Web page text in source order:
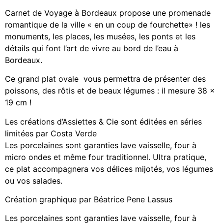
Carnet de Voyage à Bordeaux propose une promenade
romantique de la ville « en un coup de fourchette» ! les
monuments, les places, les musées, les ponts et les
détails qui font l’art de vivre au bord de l’eau à
Bordeaux.
Ce grand plat ovale vous permettra de présenter des
poissons, des rôtis et de beaux légumes : il mesure 38 x
19 cm !
Les créations d’Assiettes & Cie sont éditées en séries
limitées par Costa Verde
Les porcelaines sont garanties lave vaisselle, four à
micro ondes et même four traditionnel. Ultra pratique,
ce plat accompagnera vos délices mijotés, vos légumes
ou vos salades.
Création graphique par Béatrice Pene Lassus
Les porcelaines sont garanties lave vaisselle, four à